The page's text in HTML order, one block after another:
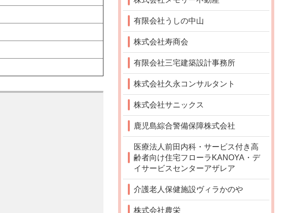
有限会社うしの中山
株式会社寿商会
有限会社三宅建築設計事務所
株式会社久永コンサルタント
株式会社サニックス
鹿児島綜合警備保障株式会社
医療法人前田内科・サービス付き高
齢者向け住宅フローラKANOYA・デ
イサービスセンターアザレア
介護老人保健施設ヴィラかのや
株式会社農栄